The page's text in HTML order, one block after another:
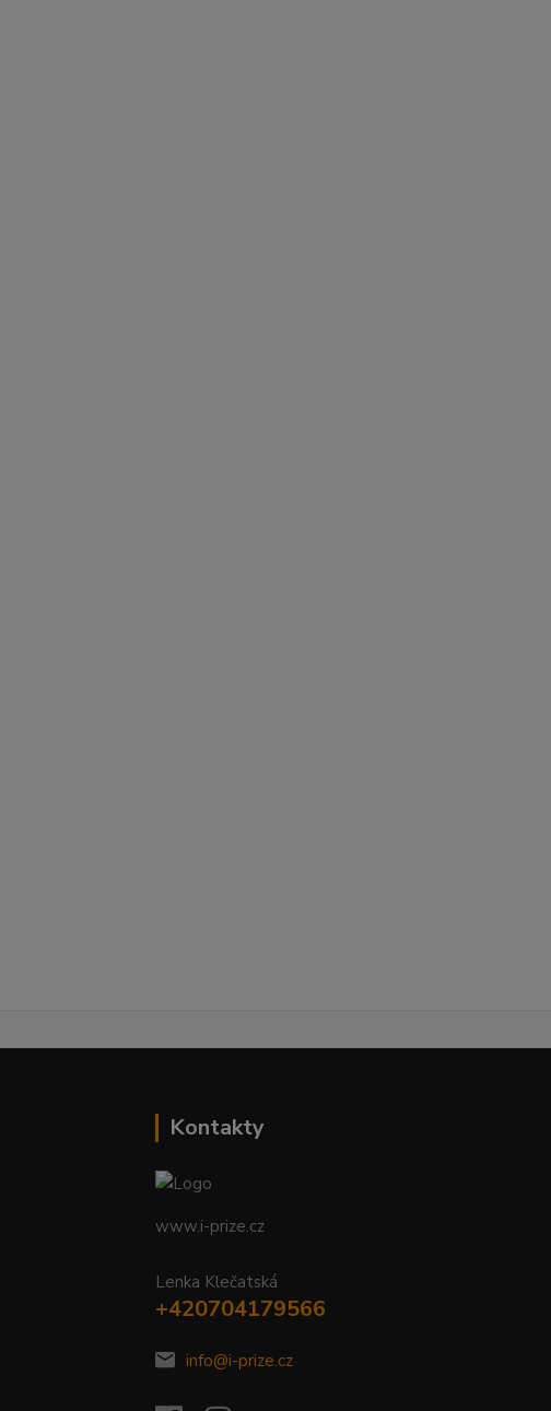
Kontakty
www.i-prize.cz
Lenka Klečatská
+420704179566
info@i-prize.cz